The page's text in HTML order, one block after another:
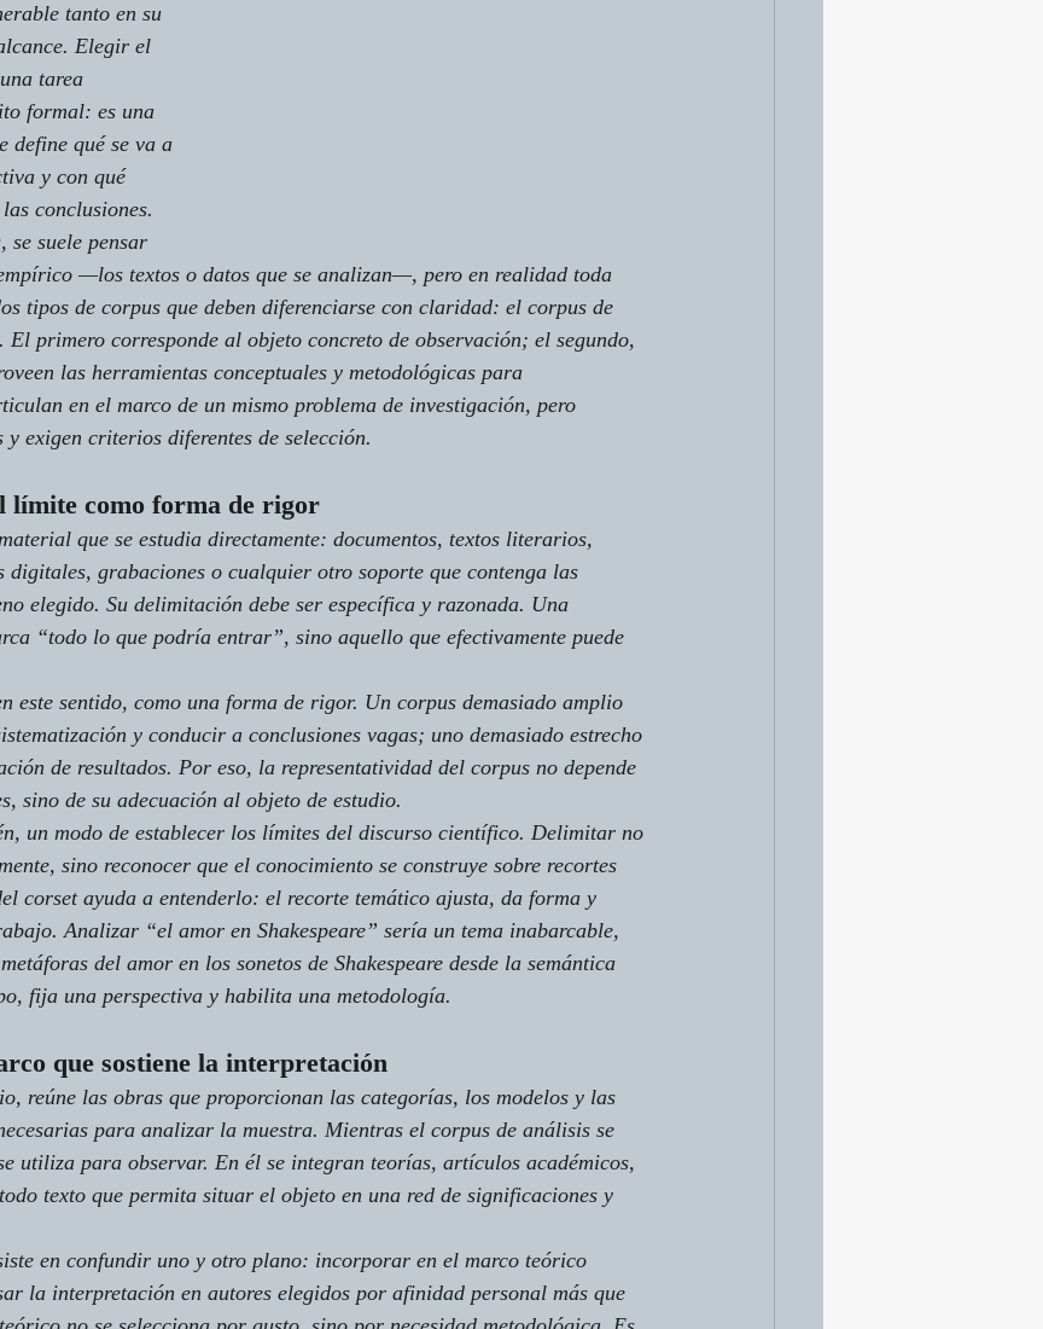
tanto en su
Elegir el
tarea
formal: es una
define qué se va a
y con qué
conclusiones.
se suele pensar
—los textos o datos que se analizan—, pero en realidad toda
tipos de corpus que deben diferenciarse con claridad: el corpus de
primero corresponde al objeto concreto de observación; el segundo,
las herramientas conceptuales y metodológicas para
en el marco de un mismo problema de investigación, pero
exigen criterios diferentes de selección.
límite como forma de rigor
que se estudia directamente: documentos, textos literarios,
digitales, grabaciones o cualquier otro soporte que contenga las
elegido. Su delimitación debe ser específica y razonada. Una
“todo lo que podría entrar”, sino aquello que efectivamente puede
este sentido, como una forma de rigor. Un corpus demasiado amplio
y conducir a conclusiones vagas; uno demasiado estrecho
de resultados. Por eso, la representatividad del corpus no depende
sino de su adecuación al objeto de estudio.
un modo de establecer los límites del discurso científico. Delimitar no
sino reconocer que el conocimiento se construye sobre recortes
corset ayuda a entenderlo: el recorte temático ajusta, da forma y
Analizar “el amor en Shakespeare” sería un tema inabarcable,
del amor en los sonetos de Shakespeare desde la semántica
fija una perspectiva y habilita una metodología.
que sostiene la interpretación
reúne las obras que proporcionan las categorías, los modelos y las
para analizar la muestra. Mientras el corpus de análisis se
utiliza para observar. En él se integran teorías, artículos académicos,
texto que permita situar el objeto en una red de significaciones y
en confundir uno y otro plano: incorporar en el marco teórico
la interpretación en autores elegidos por afinidad personal más que